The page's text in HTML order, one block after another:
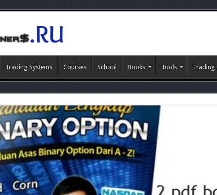
Trading Systems Courses School Books Tools Trading